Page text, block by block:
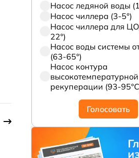
Насос ледяной воды
Насос чиллера (3-5°)
Насос чиллера для
22°)
Насос воды системы
(63-65°)
Насос контура
высокотемпературной
рекуперации (93-
Голосовать